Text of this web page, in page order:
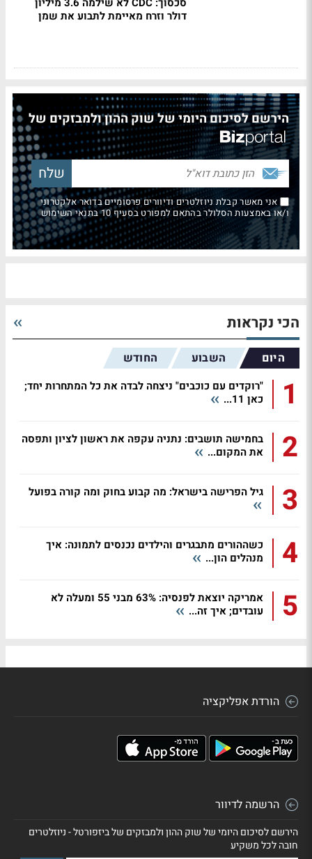
דולר וזרח מאיימת לתבוע את שמן
הירשם לסיכום היומי של שוק ההון ולמבזקים של
אני מאשר קבלת ניוזלטרים ודיוורים פרסומיים בדואר אלקטרוני
ו/או באמצעות הסלולר בהתאם למפורט בסעיף 10 בתנאי השימוש
הכי נקראות
היום השבוע החודש
1
"רוקדים עם כוכבים" ניצחה לבדה את כל המתחרות יחד;
כאן 11...
2
בחמישה תושבים: נתניה עקפה את ראשון לציון ותפסה
את המקום...
3 גיל הפרישה בישראל: מה קבוע בחוק ומה קורה בפועל
4
כשההורים מתבגרים והילדים נכנסים לתמונה: איך
מנהלים הון...
5
אמריקה יוצאת לפנסיה: 63% מבני 55 ומעלה לא
עובדים; איך זה...
הורדת אפליקציה
הרשמה לדיוור
הירשם לסיכום היומי של שוק ההון ולמבזקים של ביזפורטל - ניוזלטרים
חובה לכל משקיע